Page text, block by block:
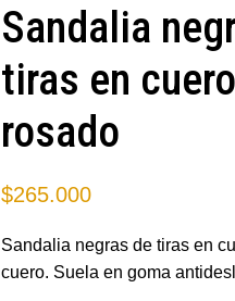
Sandalia
tiras en
rosado
$265.000
Sandalia negras de tiras en
cuero. Suela en goma